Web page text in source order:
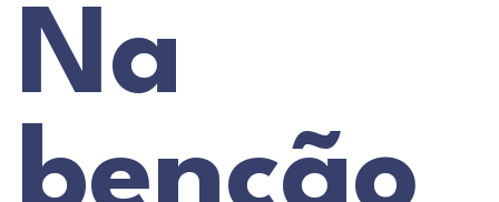
Na